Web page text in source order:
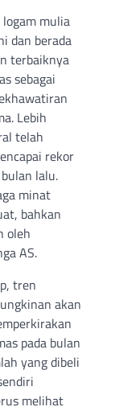
mulia
dan berada
terbaiknya
sebagai
Lebih
telah
rekor
lalu.
minat
bahkan
oleh
AS.
tren
akan
pada bulan
yang dibeli
melihat